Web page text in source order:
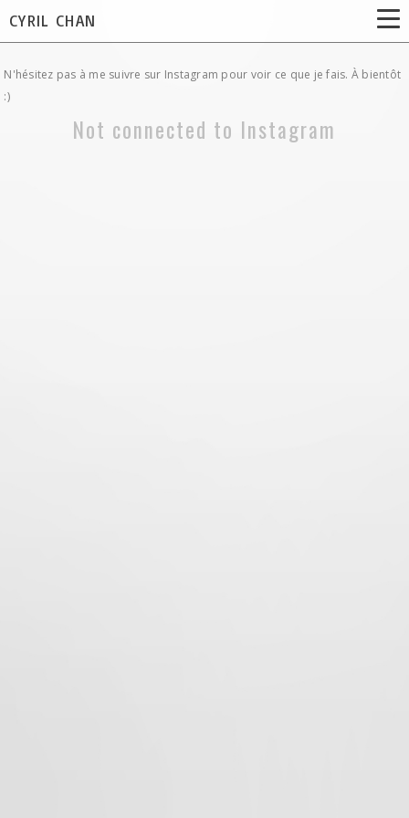
CYRIL CHAN
N'hésitez pas à me suivre sur Instagram pour voir ce que je fais. À bientôt
:)
Not connected to Instagram